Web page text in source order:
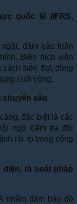
quốc tế (IFRS,
đảm bảo tuân
Biên dịch viên
diễn đạt, đồng
cuối cùng.
chuyên sâu
đặc biệt là các
ngũ kiểm tra đối
rủi ro trong công
rà soát pháp
nhằm đảm bảo độ